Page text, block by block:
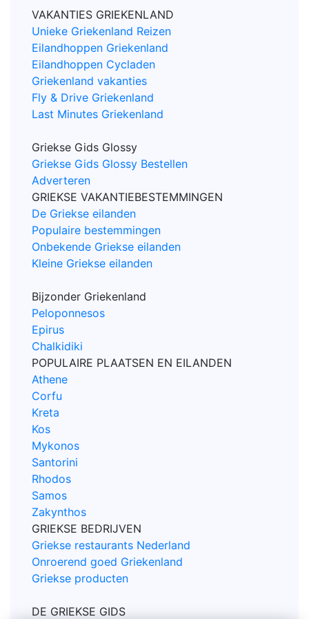
VAKANTIES GRIEKENLAND
Unieke Griekenland Reizen
Eilandhoppen Griekenland
Eilandhoppen Cycladen
Griekenland vakanties
Fly & Drive Griekenland
Last Minutes Griekenland
Griekse Gids Glossy
Griekse Gids Glossy Bestellen
Adverteren
GRIEKSE VAKANTIEBESTEMMINGEN
De Griekse eilanden
Populaire bestemmingen
Onbekende Griekse eilanden
Kleine Griekse eilanden
Bijzonder Griekenland
Peloponnesos
Epirus
Chalkidiki
POPULAIRE PLAATSEN EN EILANDEN
Athene
Corfu
Kreta
Kos
Mykonos
Santorini
Rhodos
Samos
Zakynthos
GRIEKSE BEDRIJVEN
Griekse restaurants Nederland
Onroerend goed Griekenland
Griekse producten
DE GRIEKSE GIDS